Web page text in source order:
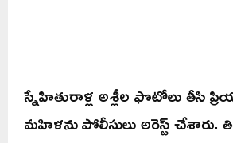
స్నేహితురాళ్ల అశ్లీల ఫొటోలు తీసి
మహిళను పోలీసులు అరెస్ట్ చేశారు.